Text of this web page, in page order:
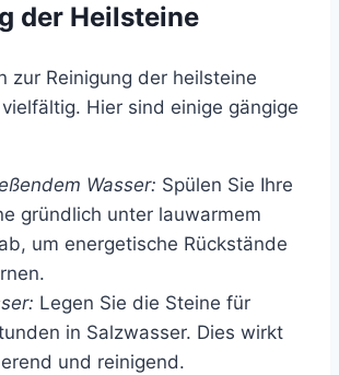
der Heilsteine
zur Reinigung der heilsteine
Hier sind einige gängige
Wasser: Spülen Sie Ihre
gründlich unter lauwarmem
um energetische Rückstände
Legen Sie die Steine für
in Salzwasser. Dies wirkt
und reinigend.